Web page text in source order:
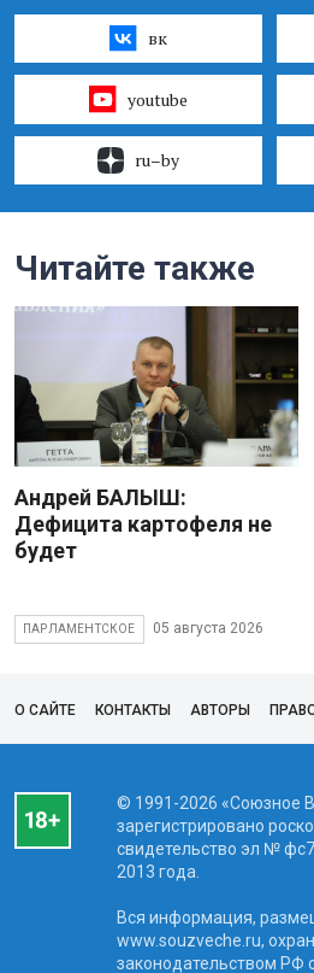
вк
youtube
ru–by
Читайте также
Андрей БАЛЫШ:
Дефицита картофеля не
будет
ПАРЛАМЕНТСКОЕ 05 августа 2026
О САЙТЕ КОНТАКТЫ АВТОРЫ
© 1991-2026 «Союзное
зарегистрировано
свидетельство эл №
2013 года.
Вся информация,
www.souzveche.ru,
законодательством РФ